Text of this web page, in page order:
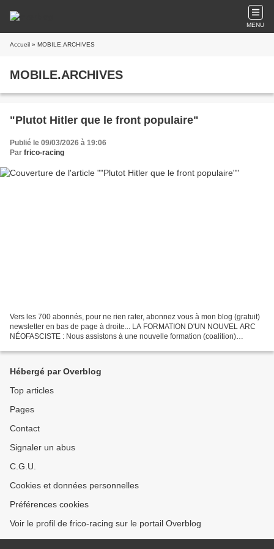
MENU
Accueil » MOBILE.ARCHIVES
MOBILE.ARCHIVES
"Plutot Hitler que le front populaire"
Publié le 09/03/2026 à 19:06
Par frico-racing
Vers les 700 abonnés, pour ne rien rater, abonnez vous à mon blog (gratuit)
newsletter en bas de page à droite... LA FORMATION D'UN NOUVEL ARC
NÉOFASCISTE : Nous assistons à une nouvelle formation (coalition)
Hébergé par Overblog
Top articles
Pages
Contact
Signaler un abus
C.G.U.
Cookies et données personnelles
Préférences cookies
Voir le profil de frico-racing sur le portail Overblog